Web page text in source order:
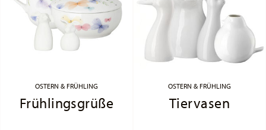
OSTERN & FRÜHLING
Frühlingsgrüße
OSTERN & FRÜHLING
Tiervasen